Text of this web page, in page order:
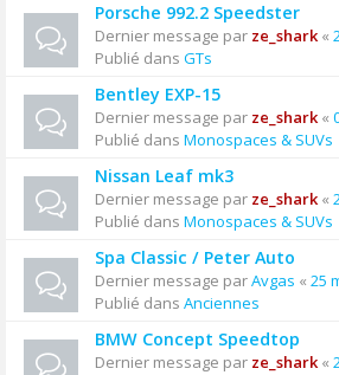
Porsche 992.2 Speedster
Dernier message par ze_shark«
Publié dans GTs
Bentley EXP-15
Dernier message par ze_shark«
Publié dans Monospaces & SUVs
Nissan Leaf mk3
Dernier message par ze_shark«
Publié dans Monospaces & SUVs
Spa Classic / Peter Auto
Dernier message parAvgas « 25
Publié dans Anciennes
BMW Concept Speedtop
Dernier message par ze_shark«